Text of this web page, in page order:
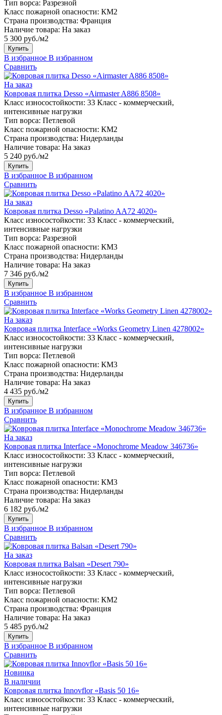
Тип ворса: Разрезной
Класс пожарной опасности: КМ2
Страна производства: Франция
Наличие товара: На заказ
5 300 руб./м2
Купить
В избранное В избранном
Сравнить
На заказ
Ковровая плитка Desso «Airmaster A886 8508»
Класс износостойкости: 33 Класс - коммерческий,
интенсивные нагрузки
Тип ворса: Петлевой
Класс пожарной опасности: КМ2
Страна производства: Нидерланды
Наличие товара: На заказ
5 240 руб./м2
Купить
В избранное В избранном
Сравнить
На заказ
Ковровая плитка Desso «Palatino AA72 4020»
Класс износостойкости: 33 Класс - коммерческий,
интенсивные нагрузки
Тип ворса: Разрезной
Класс пожарной опасности: КМ3
Страна производства: Нидерланды
Наличие товара: На заказ
7 346 руб./м2
Купить
В избранное В избранном
Сравнить
На заказ
Ковровая плитка Interface «Works Geometry Linen 4278002»
Класс износостойкости: 33 Класс - коммерческий,
интенсивные нагрузки
Тип ворса: Петлевой
Класс пожарной опасности: КМ3
Страна производства: Нидерланды
Наличие товара: На заказ
4 435 руб./м2
Купить
В избранное В избранном
Сравнить
На заказ
Ковровая плитка Interface «Monochrome Meadow 346736»
Класс износостойкости: 33 Класс - коммерческий,
интенсивные нагрузки
Тип ворса: Петлевой
Класс пожарной опасности: КМ3
Страна производства: Нидерланды
Наличие товара: На заказ
6 182 руб./м2
Купить
В избранное В избранном
Сравнить
На заказ
Ковровая плитка Balsan «Desert 790»
Класс износостойкости: 33 Класс - коммерческий,
интенсивные нагрузки
Тип ворса: Петлевой
Класс пожарной опасности: КМ2
Страна производства: Франция
Наличие товара: На заказ
5 485 руб./м2
Купить
В избранное В избранном
Сравнить
Новинка
В наличии
Ковровая плитка Innovflor «Basis 50 16»
Класс износостойкости: 33 Класс - коммерческий,
интенсивные нагрузки